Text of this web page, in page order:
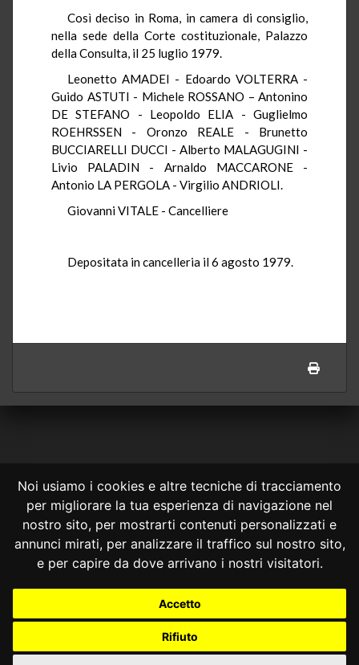
Noi usiamo i cookies e altre tecniche di tracciamento
per migliorare la tua esperienza di navigazione nel
nostro sito, per mostrarti contenuti personalizzati e
annunci mirati, per analizzare il traffico sul nostro sito,
e per capire da dove arrivano i nostri visitatori.
Accetto
Rifiuto
Così deciso in Roma, in camera di consiglio,
nella sede della Corte costituzionale, Palazzo
della Consulta, il 25 luglio 1979.
Leonetto AMADEI - Edoardo VOLTERRA -
Guido ASTUTI - Michele ROSSANO – Antonino
DE STEFANO - Leopoldo ELIA - Guglielmo
ROEHRSSEN - Oronzo REALE - Brunetto
BUCCIARELLI DUCCI - Alberto MALAGUGINI -
Livio PALADIN - Arnaldo MACCARONE -
Antonio LA PERGOLA - Virgilio ANDRIOLI.
Giovanni VITALE - Cancelliere
Depositata in cancelleria il 6 agosto 1979.
CONSULTA ONLINE DAL 1995 -NOTE LEGALI
Consulta OnLine non ha prodotto e non è responsabile per i contenuti e
le informazioni legali di siti collegati.
costituisce una relazione di consulenza legale.
Nessuno deve confidare o agire in base alle informazioni disponibili in
info@giurcost.org| Giurisprudenza Costituzionale|